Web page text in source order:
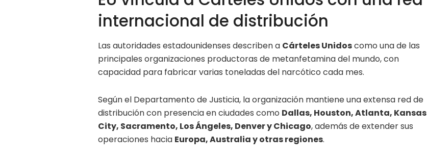
internacional de distribución
Las autoridades estadounidenses describen a Cárteles Unidoscomo una de las
principales organizaciones productoras de metanfetamina del mundo, con
capacidad para fabricar varias toneladas del narcótico cada mes.
Según el Departamento de Justicia, la organización mantiene una extensa red de
distribución con presencia en ciudades como Dallas, Houston, Atlanta, Kansas
City, Sacramento, Los Ángeles, Denver y Chicago, además de extender sus
operaciones hacia Europa, Australia y otras regiones.